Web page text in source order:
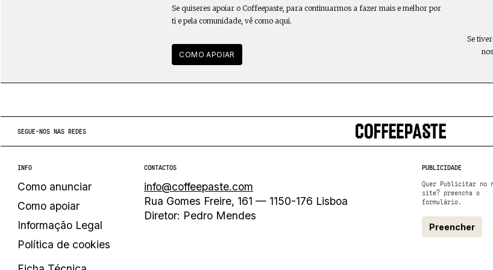
Se quiseres apoiar o Coffeepaste, para continuarmos a fazer mais e melhor por
ti e pela comunidade, vê como aqui.
COMO APOIAR
Se
SEGUE-NOS NAS REDES
INFO
Como anunciar
Como apoiar
Informação Legal
Política de cookies
CONTACTOS
info@coffeepaste.com
Rua Gomes Freire, 161 — 1150-176 Lisboa
Diretor: Pedro Mendes
PUBLICIDADE
Quer Publicitar no
site? preencha o
formulário.
Preencher